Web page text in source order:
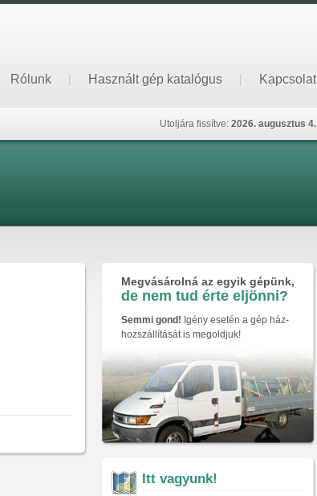
Rólunk Használt gép katalógus Kapcsolat
Utoljára fissítve: 2026. augusztus 4.
Megvásárolná az egyik gépünk,
de nem tud érte eljönni?
Semmi gond! Igény esetén a gép ház-
hozszállítását is megoldjuk!
Itt vagyunk!